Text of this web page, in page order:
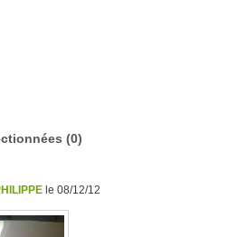
(0)
le 08/12/12